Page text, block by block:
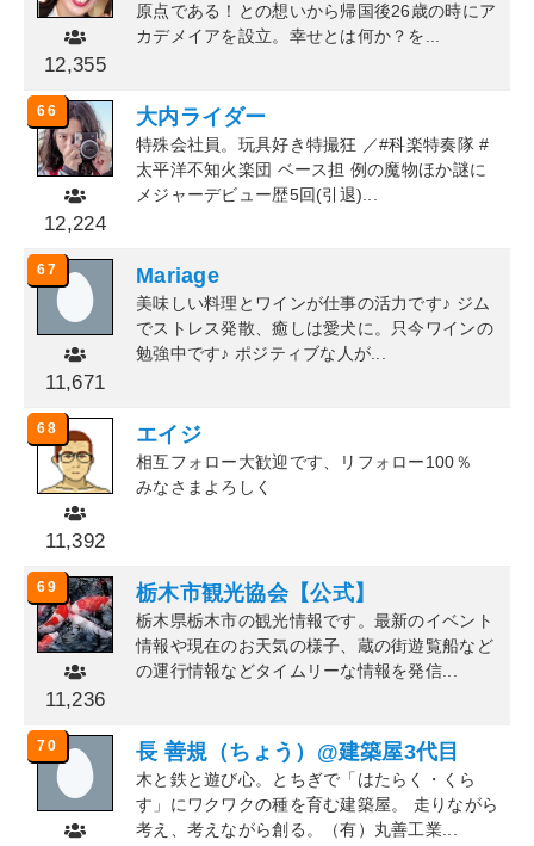
12,355
原点である！との想いから帰国後26歳の時にア
カデメイアを設立。幸せとは何か？を...
66
12,224
大内ライダー
特殊会社員。玩具好き特撮狂 ／#科楽特奏隊 #
太平洋不知火楽団 ベース担 例の魔物ほか謎に
メジャーデビュー歴5回(引退)...
67
11,671
Mariage
美味しい料理とワインが仕事の活力です♪ ジム
でストレス発散、癒しは愛犬に。只今ワインの
勉強中です♪ ポジティブな人が...
68
11,392
エイジ
相互フォロー大歓迎です、リフォロー100％
みなさまよろしく
69
11,236
栃木市観光協会【公式】
栃木県栃木市の観光情報です。最新のイベント
情報や現在のお天気の様子、蔵の街遊覧船など
の運行情報などタイムリーな情報を発信...
70 長 善規（ちょう）@建築屋3代目
木と鉄と遊び心。とちぎで「はたらく・くら
す」にワクワクの種を育む建築屋。 走りながら
考え、考えながら創る。（有）丸善工業...